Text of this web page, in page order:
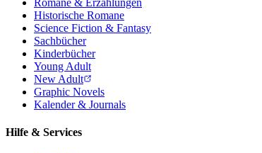
Historische Romane
Science Fiction & Fantasy
Sachbücher
Kinderbücher
Young Adult
New Adult
Graphic Novels
Kalender & Journals
Hilfe & Services